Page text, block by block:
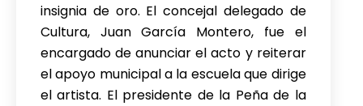
insignia de oro. El concejal delegado de
Cultura, Juan García Montero, fue el
encargado de anunciar el acto y reiterar
el apoyo municipal a la escuela que dirige
el artista. El presidente de la Peña de la